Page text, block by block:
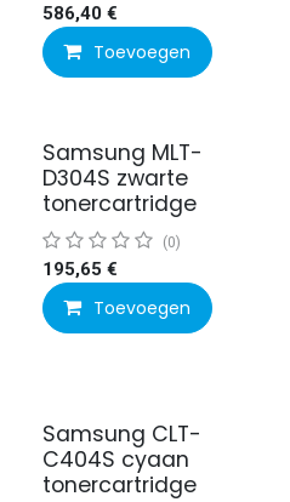
586,40€
Toevoegen
Samsung MLT-
D304S zwarte
tonercartridge
(0)
195,65 €
Toevoegen
Samsung CLT-
C404S cyaan
tonercartridge